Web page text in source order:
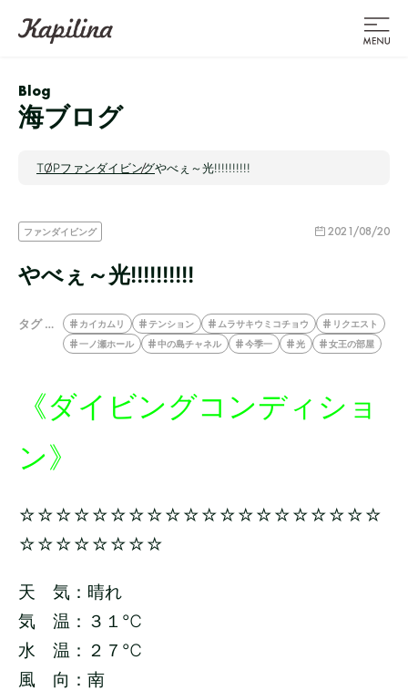
Blog
海ブログ
TOPファンダイビングやべぇ～光!!!!!!!!!!
ファンダイビング 2021/08/20
やべぇ～光!!!!!!!!!!
タグ … カイカムリ テンション ムラサキウミコチョウ
リクエスト
一ノ瀬ホール
中の島チャネル 今季一 光 女王の部屋
《ダイビングコンディショ
ン》
☆☆☆☆☆☆☆☆☆☆☆☆☆☆☆☆☆☆☆☆
☆☆☆☆☆☆☆☆
天 気：晴れ
気 温：３１ ℃
水 温：２７ ℃
風 向：南